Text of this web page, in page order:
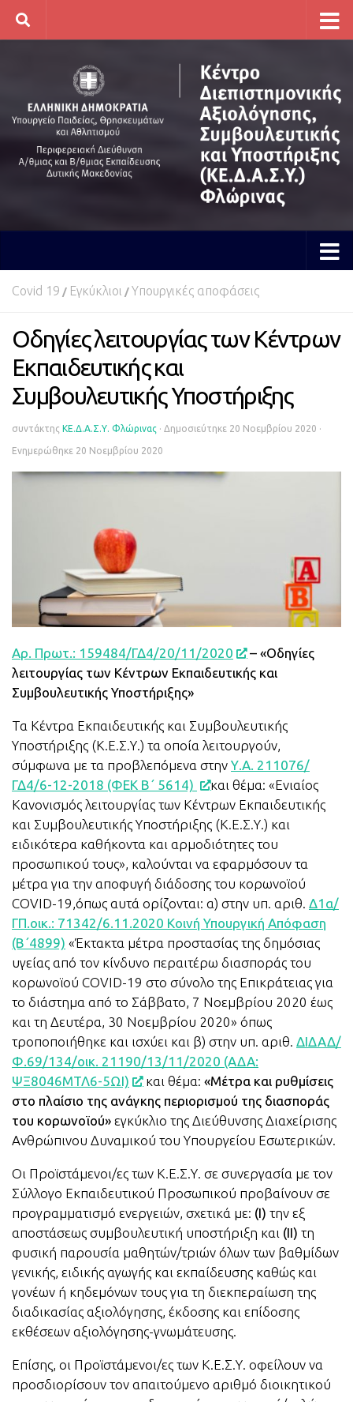
Skip to content
Covid 19 / Εγκύκλιοι / Υπουργικές αποφάσεις
Οδηγίες λειτουργίας των Κέντρων
Εκπαιδευτικής και
Συμβουλευτικής Υποστήριξης
συντάκτης ΚΕ.Δ.Α.Σ.Υ. Φλώρινας · Δημοσιεύτηκε 20 Νοεμβρίου 2020 ·
Ενημερώθηκε 20 Νοεμβρίου 2020
Αρ. Πρωτ.: 159484/ΓΔ4/20/11/2020
– «Οδηγίες
λειτουργίας των Κέντρων Εκπαιδευτικής και
Συμβουλευτικής Υποστήριξης»
Τα Κέντρα Εκπαιδευτικής και Συμβουλευτικής
Υποστήριξης (Κ.Ε.Σ.Υ.) τα οποία λειτουργούν,
σύμφωνα με τα προβλεπόμενα στην Υ.Α. 211076/
ΓΔ4/6-12-2018 (ΦΕΚ Β΄ 5614)
και θέμα: «Ενιαίος
Κανονισμός λειτουργίας των Κέντρων Εκπαιδευτικής
και Συμβουλευτικής Υποστήριξης (Κ.Ε.Σ.Υ.) και
ειδικότερα καθήκοντα και αρμοδιότητες του
προσωπικού τους», καλούνται να εφαρμόσουν τα
μέτρα για την αποφυγή διάδοσης του κορωνοϊού
COVID-19,όπως αυτά ορίζονται: α) στην υπ. αριθ. Δ1α/
ΓΠ.οικ.: 71342/6.11.2020 Κοινή Υπουργική Απόφαση
(Β΄4899) «Έκτακτα μέτρα προστασίας της δημόσιας
υγείας από τον κίνδυνο περαιτέρω διασποράς του
κορωνοϊού COVID-19 στο σύνολο της Επικράτειας για
το διάστημα από το Σάββατο, 7 Νοεμβρίου 2020 έως
και τη Δευτέρα, 30 Νοεμβρίου 2020» όπως
τροποποιήθηκε και ισχύει και β) στην υπ. αριθ. ΔΙΔΑΔ/
Φ.69/134/οικ. 21190/13/11/2020 (ΑΔΑ:
ΨΞ8046ΜΤΛ6-5ΩΙ)
και θέμα: «Μέτρα και ρυθμίσεις
στο πλαίσιο της ανάγκης περιορισμού της διασποράς
του κορωνοϊού» εγκύκλιο της Διεύθυνσης Διαχείρισης
Ανθρώπινου Δυναμικού του Υπουργείου Εσωτερικών.
Οι Προϊστάμενοι/ες των Κ.Ε.Σ.Υ. σε συνεργασία με τον
Σύλλογο Εκπαιδευτικού Προσωπικού προβαίνουν σε
προγραμματισμό ενεργειών, σχετικά με: (Ι) την εξ
αποστάσεως συμβουλευτική υποστήριξη και (ΙΙ) τη
φυσική παρουσία μαθητών/τριών όλων των βαθμίδων
γενικής, ειδικής αγωγής και εκπαίδευσης καθώς και
γονέων ή κηδεμόνων τους για τη διεκπεραίωση της
διαδικασίας αξιολόγησης, έκδοσης και επίδοσης
εκθέσεων αξιολόγησης-γνωμάτευσης.
Επίσης, οι Προϊστάμενοι/ες των Κ.Ε.Σ.Υ. οφείλουν να
προσδιορίσουν τον απαιτούμενο αριθμό διοικητικού